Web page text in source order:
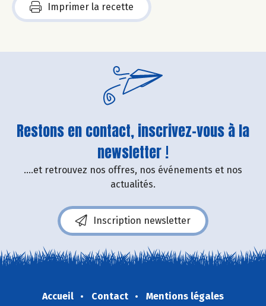
Imprimer la recette
Restons en contact, inscrivez-vous à la
newsletter !
....et retrouvez nos offres, nos événements et nos
actualités.
Inscription newsletter
Accueil Contact
Mentions légales